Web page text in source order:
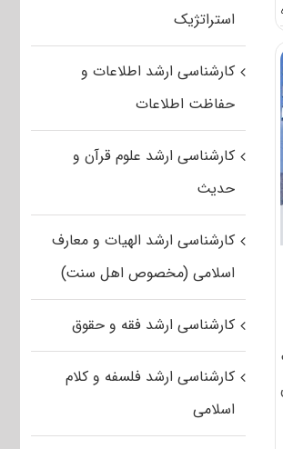
on
تعداد
پذیرش
در
بهمن
ماه
آزاد
۹۳
استراتژیک
کارشناسی ارشد اطلاعات و
حفاظت اطلاعات
کارشناسی ارشد علوم قرآن و
حدیث
کارشناسی ارشد الهیات و معارف
اسلامی (مخصوص اهل سنت)
کارشناسی ارشد فقه و حقوق
کارشناسی ارشد فلسفه و کلام
اسلامی